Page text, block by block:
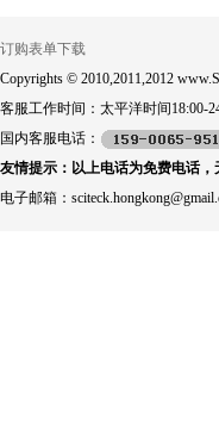
订购表单下载
Copyrights © 2010,2011,2012
客服工作时间：太平洋时间18:00-
国内客服电话：
友情提示：以上电话为免费电话
电子邮箱：